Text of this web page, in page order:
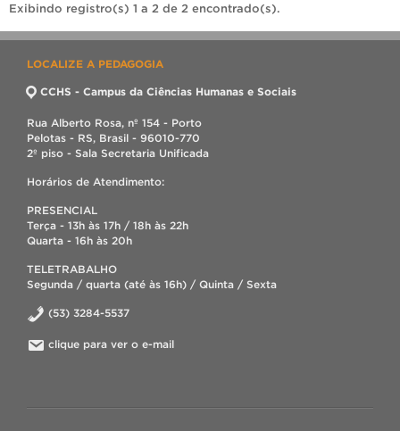
Exibindo registro(s) 1 a 2 de 2 encontrado(s).
LOCALIZE A PEDAGOGIA
CCHS - Campus da Ciências Humanas e Sociais
Rua Alberto Rosa, nº 154 - Porto
Pelotas - RS, Brasil - 96010-770
2º piso - Sala Secretaria Unificada
Horários de Atendimento:
PRESENCIAL
Terça - 13h às 17h / 18h às 22h
Quarta - 16h às 20h
TELETRABALHO
Segunda / quarta (até às 16h) / Quinta / Sexta
(53) 3284-5537
clique para ver o e-mail